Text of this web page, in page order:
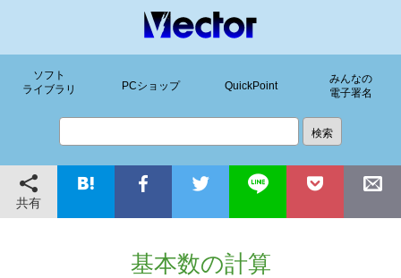
ソフト
ライブラリ
PCショップ QuickPoint
みんなの
電子署名
共有
基本数の計算